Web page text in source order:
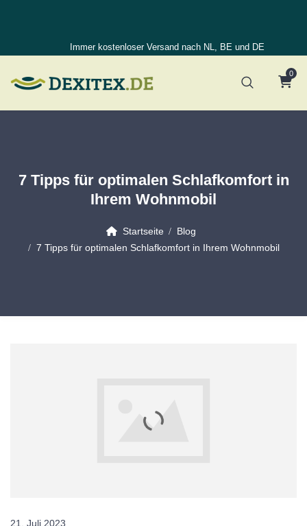
Immer kostenloser Versand nach NL, BE und DE
0
7 Tipps für optimalen Schlafkomfort in
Ihrem Wohnmobil
Startseite
Blog
7 Tipps für optimalen Schlafkomfort in Ihrem Wohnmobil
21. Juli 2023